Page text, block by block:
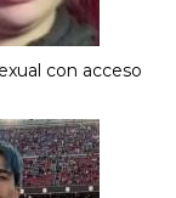
con acceso